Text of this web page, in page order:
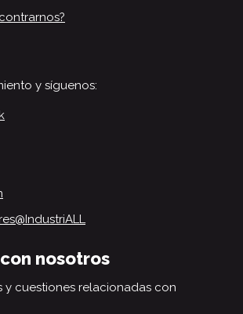
y síguenos:
nosotros
y cuestiones relacionadas con